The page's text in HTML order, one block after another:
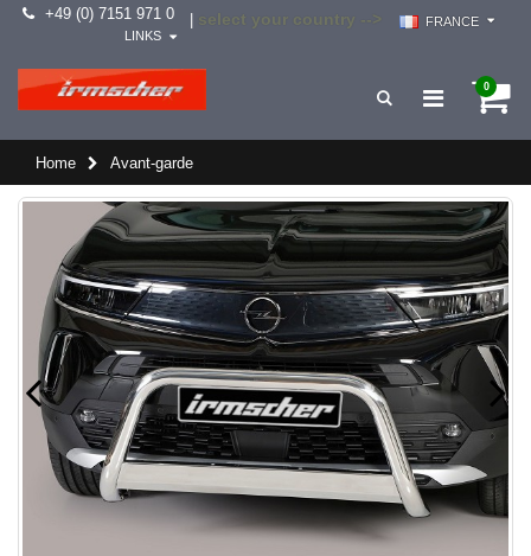
+49 (0) 7151 971 0 select your country -->
FRANCE
LINKS
0
Home Avant-garde